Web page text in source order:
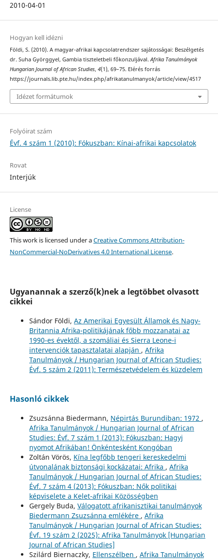
2010-04-01
Hogyan kell idézni
Földi, S. (2010). A magyar-afrikai kapcsolatrendszer sajátosságai: Beszélgetés
dr. Suha Györggyel, Gambia tiszteletbeli főkonzuljával.Afrika Tanulmányok
Hungarian Journal of African Studies, 4(1), 69–75. Elérés forrás
https://journals.lib.pte.hu/index.php/afrikatanulmanyok/article/view/4517
Idézet formátumok
Folyóirat szám
Évf. 4 szám 1 (2010): Fókuszban: Kínai-afrikai kapcsolatok
Rovat
Interjúk
License
This work is licensed under aCreative Commons Attribution-
NonCommercial-NoDerivatives 4.0 International License.
Ugyanannak a szerző(k)nek a legtöbbet olvasott
cikkei
Sándor Földi, Az Amerikai Egyesült Államok és Nagy-
Britannia Afrika-politikájának főbb mozzanatai az
1990-es évektől, a szomáliai és Sierra Leone-i
intervenciók tapasztalatai alapján , Afrika
Tanulmányok / Hungarian Journal of African Studies:
Évf. 5 szám 2 (2011): Természetvédelem és küzdelem
Hasonló cikkek
Zsuzsánna Biedermann, Népirtás Burundiban: 1972 ,
Afrika Tanulmányok / Hungarian Journal of African
Studies: Évf. 7 szám 1 (2013): Fókuszban: Hagyj
nyomot Afrikában! Önkéntesként Kongóban
Zoltán Vörös, Kína legfőbb tengeri kereskedelmi
útvonalának biztonsági kockázatai: Afrika , Afrika
Tanulmányok / Hungarian Journal of African Studies:
Évf. 7 szám 4 (2013): Fókuszban: Nők politikai
képviselete a Kelet-afrikai Közösségben
Gergely Buda, Válogatott afrikanisztikai tanulmányok
Biedermann Zsuzsánna emlékére , Afrika
Tanulmányok / Hungarian Journal of African Studies:
Évf. 19 szám 2 (2025): Afrika Tanulmányok [Hungarian
Journal of African Studies]
Szilárd Biernaczky, Ellenszélben , Afrika Tanulmányok